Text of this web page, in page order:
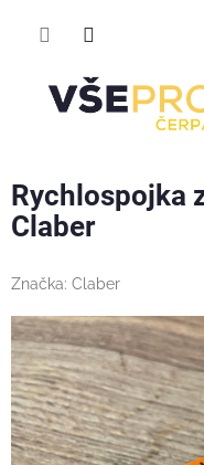
Rychlospojka
Claber
Značka: Claber